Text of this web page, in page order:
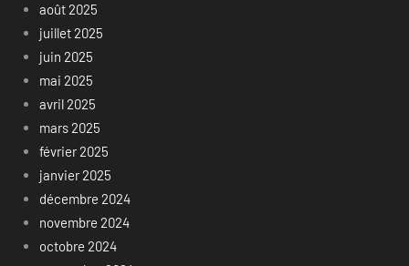
août 2025
juillet 2025
juin 2025
mai 2025
avril 2025
mars 2025
février 2025
janvier 2025
décembre 2024
novembre 2024
octobre 2024